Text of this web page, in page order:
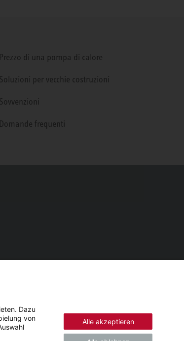
Prezzo di una pompa di calore
Soluzioni per vecchie costruzioni
Sovvenzioni
Domande frequenti
Dazu
von
Alle akzeptieren